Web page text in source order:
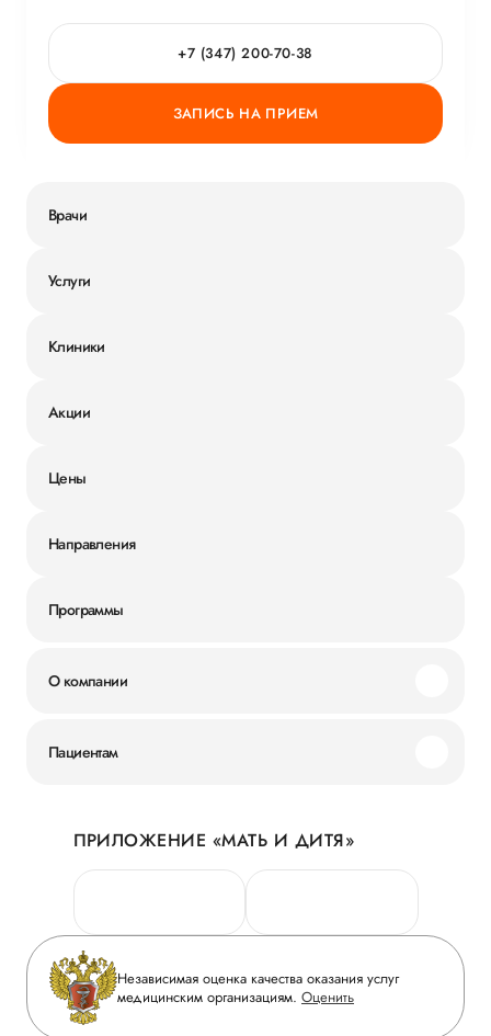
+7 (347) 200-70-38
ЗАПИСЬ НА ПРИЕМ
Врачи
Услуги
Клиники
Акции
Цены
Направления
Программы
О компании
Новости
Руководство
Сотрудничество
Инвесторам
Журнал «Мать и дитя»
Пациентам
Личный кабинет
Персональные данные
Горячая линия качества
Вопрос-ответ
Приложение пациента
ПРИЛОЖЕНИЕ «МАТЬ И ДИТЯ»
Независимая оценка качества оказания услуг
медицинским организациям. Оценить